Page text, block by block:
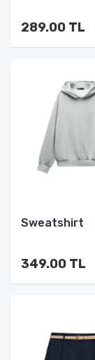
289.00 TL
Sweatshirt
349.00 TL